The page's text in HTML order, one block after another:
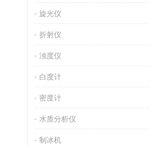
旋光仪
折射仪
浊度仪
白度计
密度计
水质分析仪
制冰机